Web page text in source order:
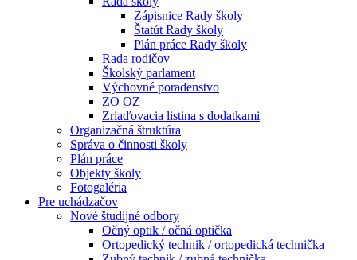
Zápisnice Rady školy
Štatút Rady školy
Plán práce Rady školy
Rada rodičov
Školský parlament
Výchovné poradenstvo
ZO OZ
Zriaďovacia listina s dodatkami
Organizačná štruktúra
Správa o činnosti školy
Plán práce
Objekty školy
Fotogaléria
Pre uchádzačov
Nové študijné odbory
Očný optik / očná optička
Ortopedický technik / ortopedická technička